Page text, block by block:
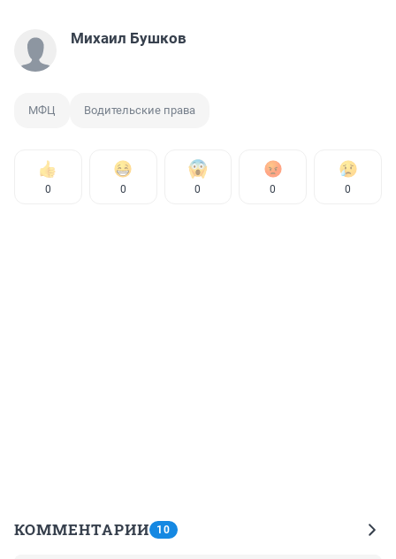
Михаил Бушков
МФЦ Водительские права
0 0 0 0 0
КОММЕНТАРИИ 10